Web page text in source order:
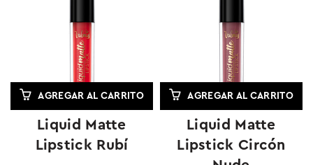
AGREGAR AL CARRITO
Liquid Matte
Lipstick Rubí
AGREGAR AL CARRITO
Liquid Matte
Lipstick Circón